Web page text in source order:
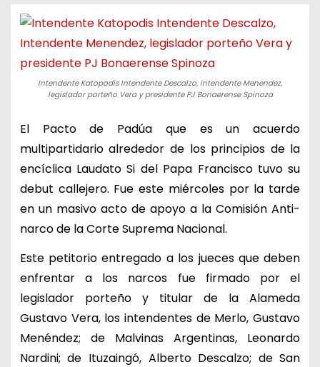
Intendente Katopodis Intendente Descalzo, Intendente Menendez,
legislador porteño Vera y presidente PJ Bonaerense Spinoza
El Pacto de Padúa que es un acuerdo
multipartidario alrededor de los principios de la
encíclica Laudato Si del Papa Francisco tuvo su
debut callejero. Fue este miércoles por la tarde
en un masivo acto de apoyo a la Comisión Anti-
narco de la Corte Suprema Nacional.
Este petitorio entregado a los jueces que deben
enfrentar a los narcos fue firmado por el
legislador porteño y titular de la Alameda
Gustavo Vera, los intendentes de Merlo, Gustavo
Menéndez; de Malvinas Argentinas, Leonardo
Nardini; de Ituzaingó, Alberto Descalzo; de San